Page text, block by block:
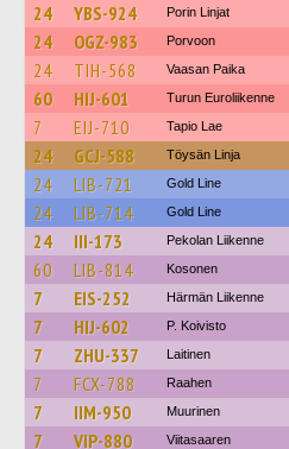
24 YBS-924 Porin Linjat
24 OGZ-983 Porvoon
24 TIH-568 Vaasan Paika
60 HIJ-601 Turun Euroliikenne
7 EIJ-710 Tapio Lae
24 GCJ-588 Töysän Linja
24 LIB-721 Gold Line
24 LIB-714 Gold Line
24 III-173 Pekolan Liikenne
60 LIB-814 Kosonen
7 EIS-252 Härmän Liikenne
7 HIJ-602 P. Koivisto
7 ZHU-337 Laitinen
7 FCX-788 Raahen
7 IIM-950 Muurinen
7 VIP-880 Viitasaaren